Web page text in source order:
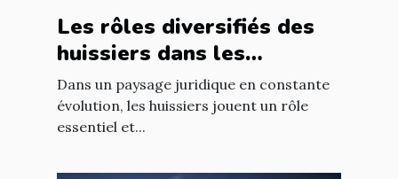
Les rôles diversifiés des
huissiers dans les
procédures juridiques
modernes
Dans un paysage juridique en constante
évolution, les huissiers jouent un rôle
essentiel et...